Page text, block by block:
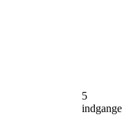
5
indgange